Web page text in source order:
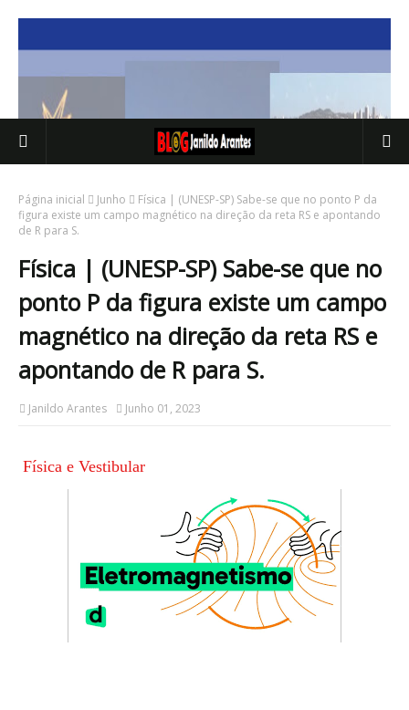
Página inicial Junho
Física | (UNESP-SP) Sabe-se que no ponto P da
figura existe um campo magnético na direção da reta RS e apontando
de R para S.
Física | (UNESP-SP) Sabe-se que no
ponto P da figura existe um campo
magnético na direção da reta RS e
apontando de R para S.
Janildo Arantes Junho 01, 2023
Física e Vestibular